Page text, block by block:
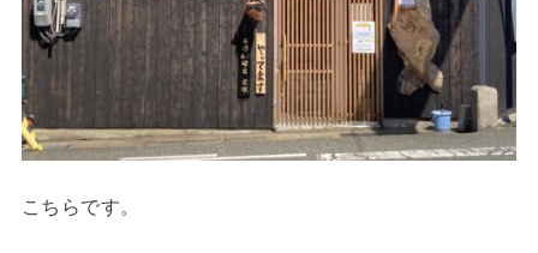
こちらです。